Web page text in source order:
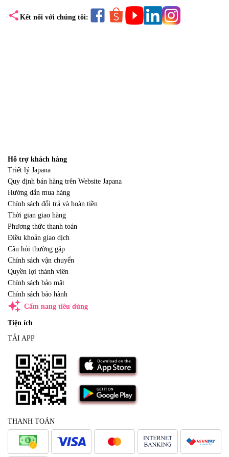
share Kết nối với chúng tôi:
Hỗ trợ khách hàng
Triết lý Japana
Quy định bán hàng trên Website Japana
Hướng dẫn mua hàng
Chính sách đổi trả và hoàn tiền
Thời gian giao hàng
Phương thức thanh toán
Điều khoản giao dịch
Câu hỏi thường gặp
Chính sách vận chuyển
Quyền lợi thành viên
Chính sách bảo mật
Chính sách bảo hành
auto_awesome Cẩm nang tiêu dùng
Tiện ích
TẢI APP
THANH TOÁN